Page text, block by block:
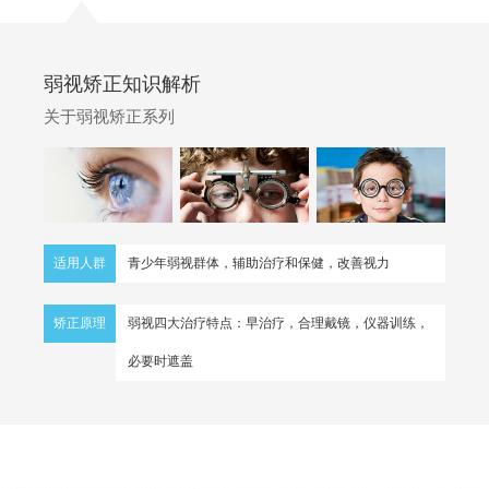
弱视矫正知识解析
关于弱视矫正系列
适用人群 青少年弱视群体，辅助治疗和保健，改善视力
矫正原理 弱视四大治疗特点：早治疗，合理戴镜，仪器训练，
必要时遮盖